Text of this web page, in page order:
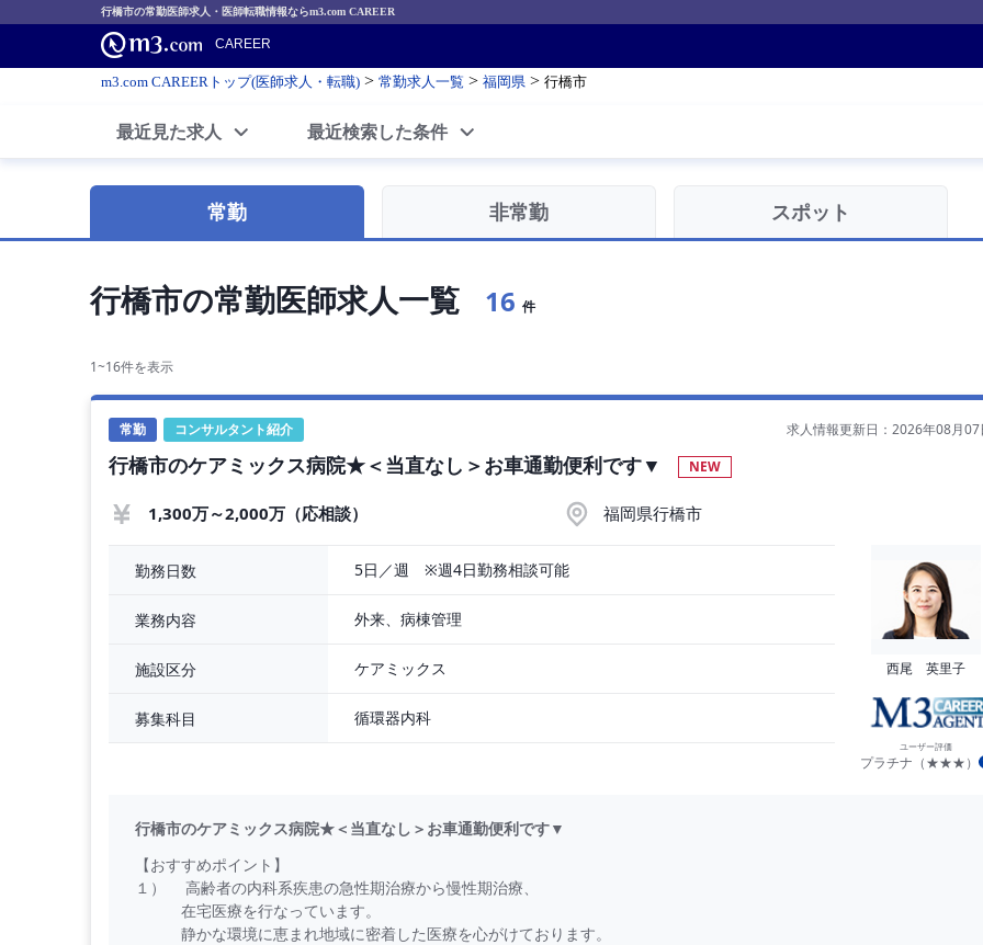
行橋市の常勤医師求人・医師転職情報ならm3.com CAREER
CAREER
m3.com CAREERトップ(医師求人・転職) > 常勤求人一覧 > 福岡県 > 行橋市
最近見た求人 最近検索した条件
常勤 非常勤 スポット
行橋市の常勤医師求人一覧 16 件
1~16件を表示
常勤 コンサルタント紹介 求人情報更新日：2026年08月07
行橋市のケアミックス病院★＜当直なし＞お車通勤便利です▼ NEW
1,300万～2,000万（応相談） 福岡県行橋市
勤務日数 5日／週　※週4日勤務相談可能
業務内容 外来、病棟管理
施設区分 ケアミックス
募集科目 循環器内科
西尾 英里子
ユーザー評価
プラチナ（★★★）
行橋市のケアミックス病院★＜当直なし＞お車通勤便利です▼
【おすすめポイント】
１） 高齢者の内科系疾患の急性期治療から慢性期治療、
在宅医療を行なっています。
静かな環境に恵まれ地域に密着した医療を心がけております。